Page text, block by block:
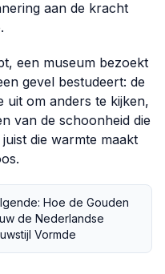
aan de kracht
een museum bezoekt
gevel bestudeert: de
uit om anders te kijken,
van de schoonheid die
die warmte maakt
Hoe de Gouden
de Nederlandse
Vormde